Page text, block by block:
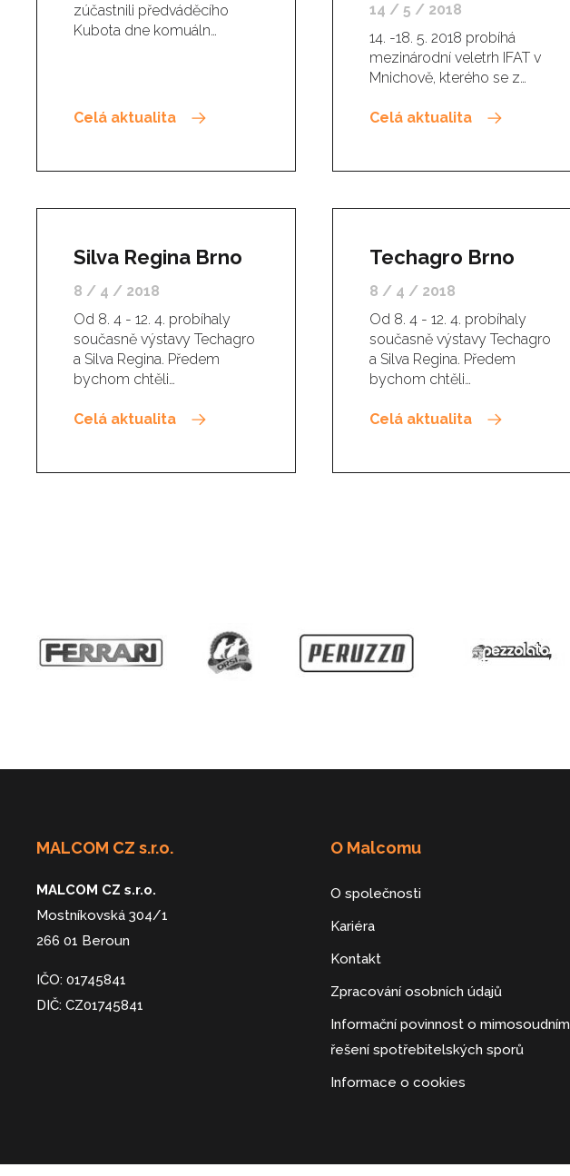
zúčastnili předváděcího
Kubota dne komuáln…
Celá aktualita
14 / 5 / 2018
14. -18. 5. 2018 probíhá
mezinárodní veletrh IFAT v
Mnichově, kterého se z…
Celá aktualita
Silva Regina Brno
8 / 4 / 2018
Od 8. 4 - 12. 4. probíhaly
současně výstavy Techagro
a Silva Regina. Předem
bychom chtěli…
Celá aktualita
Techagro Brno
8 / 4 / 2018
Od 8. 4 - 12. 4. probíhaly
současně výstavy Techagro
a Silva Regina. Předem
bychom chtěli…
Celá aktualita
MALCOM CZ s.r.o.
MALCOM CZ s.r.o.
Mostníkovská 304/1
266 01 Beroun
IČO: 01745841
DIČ: CZ01745841
O Malcomu
O společnosti
Kariéra
Kontakt
Zpracování osobních údajů
Informační povinnost o mimosoudním
řešení spotřebitelských sporů
Informace o cookies